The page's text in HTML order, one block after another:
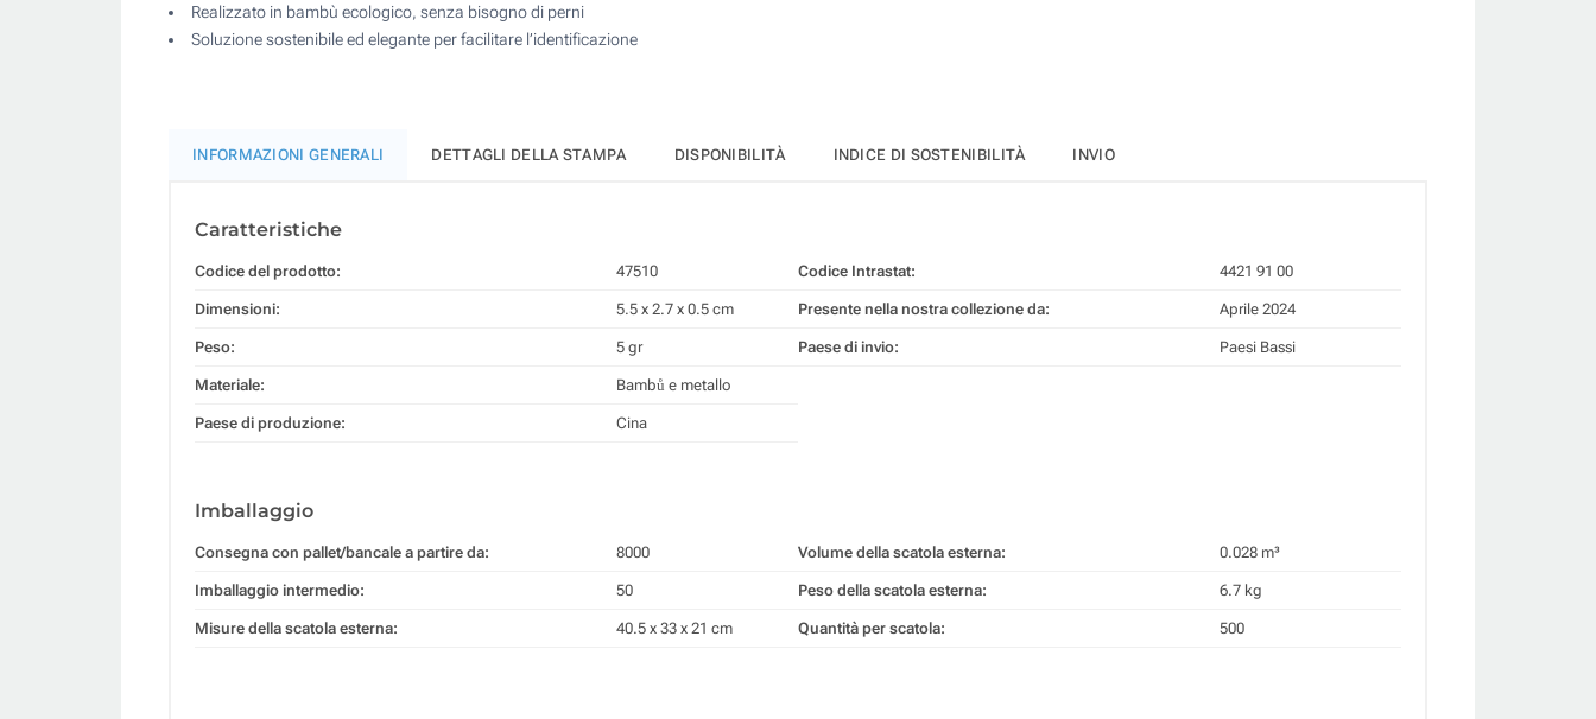
Realizzato in bambù ecologico, senza bisogno di perni
Soluzione sostenibile ed elegante per facilitare l’identificazione
INFORMAZIONI GENERALI DETTAGLI DELLA STAMPA DISPONIBILITÀ INDICE DI SOSTENIBILITÀ INVIO
Caratteristiche
Codice del prodotto: 47510
Dimensioni: 5.5 x 2.7 x 0.5 cm
Peso: 5 gr
Materiale: Bambů e metallo
Paese di produzione: Cina
Codice Intrastat: 4421 91 00
Presente nella nostra collezione da: Aprile 2024
Paese di invio: Paesi Bassi
Imballaggio
Consegna con pallet/bancale a partire da: 8000
Imballaggio intermedio: 50
Misure della scatola esterna: 40.5 x 33 x 21 cm
Volume della scatola esterna: 0.028 m³
Peso della scatola esterna: 6.7 kg
Quantità per scatola: 500